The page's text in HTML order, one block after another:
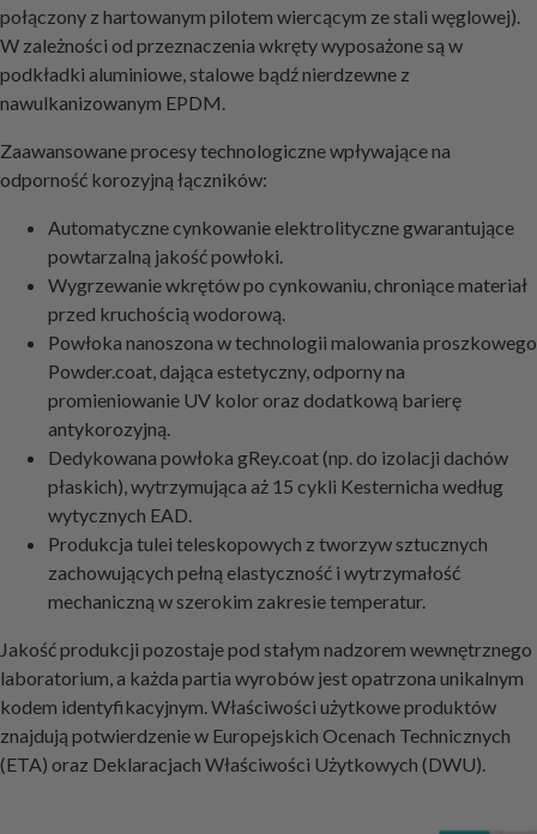
połączony z hartowanym pilotem wiercącym ze stali węglowej).
W zależności od przeznaczenia wkręty wyposażone są w
podkładki aluminiowe, stalowe bądź nierdzewne z
nawulkanizowanym EPDM.
Zaawansowane procesy technologiczne wpływające na
odporność korozyjną łączników:
Automatyczne cynkowanie elektrolityczne gwarantujące
powtarzalną jakość powłoki.
Wygrzewanie wkrętów po cynkowaniu, chroniące materiał
przed kruchością wodorową.
Powłoka nanoszona w technologii malowania proszkowego
Powder.coat, dająca estetyczny, odporny na
promieniowanie UV kolor oraz dodatkową barierę
antykorozyjną.
Dedykowana powłoka gRey.coat (np. do izolacji dachów
płaskich), wytrzymująca aż 15 cykli Kesternicha według
wytycznych EAD.
Produkcja tulei teleskopowych z tworzyw sztucznych
zachowujących pełną elastyczność i wytrzymałość
mechaniczną w szerokim zakresie temperatur.
Jakość produkcji pozostaje pod stałym nadzorem wewnętrznego
laboratorium, a każda partia wyrobów jest opatrzona unikalnym
kodem identyfikacyjnym. Właściwości użytkowe produktów
znajdują potwierdzenie w Europejskich Ocenach Technicznych
(ETA) oraz Deklaracjach Właściwości Użytkowych (DWU).